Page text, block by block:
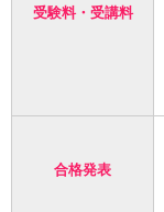
受験料・受講料
合格発表